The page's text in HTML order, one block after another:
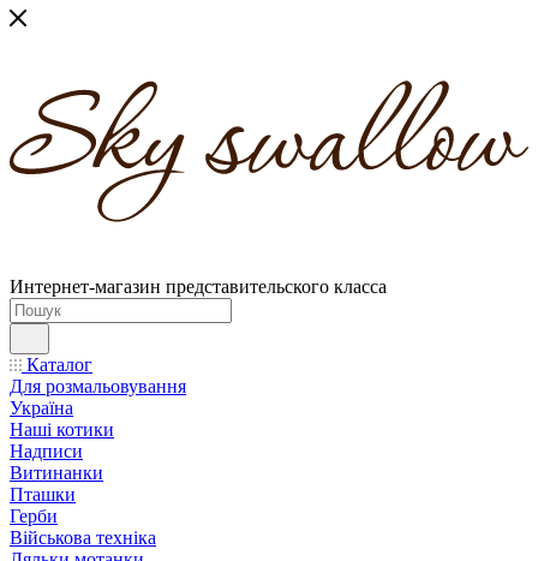
Интернет-магазин представительского класса
Каталог
Для розмальовування
Україна
Наші котики
Надписи
Витинанки
Пташки
Герби
Військова техніка